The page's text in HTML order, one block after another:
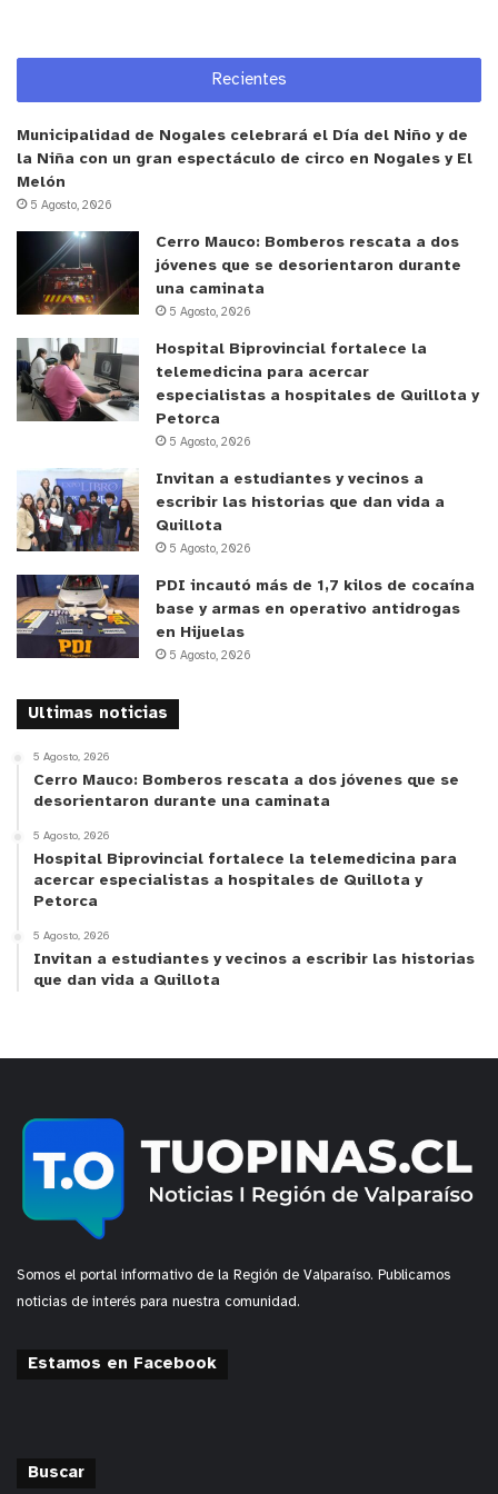
día 30 abrirán la noche A Veces Millä y Eta
Karinae, para luego cerrar con Chinelos Do Forró,
gratuitos y con entrada liberada.
y tú, ¿qué opinas?
Cultura Música
ValparaísoFolk
Recientes
Municipalidad de Nogales celebrará el Día del Niño y de
la Niña con un gran espectáculo de circo en Nogales y El
Melón
5 Agosto, 2026
Cerro Mauco: Bomberos rescata a dos
jóvenes que se desorientaron durante
una caminata
5 Agosto, 2026
Hospital Biprovincial fortalece la
telemedicina para acercar
especialistas a hospitales de Quillota y
Petorca
5 Agosto, 2026
Invitan a estudiantes y vecinos a
escribir las historias que dan vida a
Quillota
5 Agosto, 2026
PDI incautó más de 1,7 kilos de cocaína
base y armas en operativo antidrogas
en Hijuelas
5 Agosto, 2026
Ultimas noticias
5 Agosto, 2026
Cerro Mauco: Bomberos rescata a dos jóvenes que se
desorientaron durante una caminata
5 Agosto, 2026
Hospital Biprovincial fortalece la telemedicina para
acercar especialistas a hospitales de Quillota y
Petorca
5 Agosto, 2026
Invitan a estudiantes y vecinos a escribir las historias
que dan vida a Quillota
Somos el portal informativo de la Región de Valparaíso. Publicamos
noticias de interés para nuestra comunidad.
Estamos en Facebook
Buscar